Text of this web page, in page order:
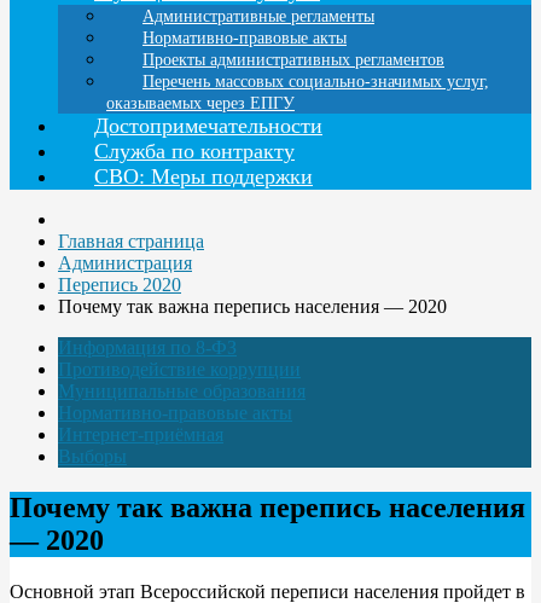
Административные регламенты
Нормативно-правовые акты
Проекты административных регламентов
Перечень массовых социально-значимых услуг,
оказываемых через ЕПГУ
Достопримечательности
Служба по контракту
СВО: Меры поддержки
Главная страница
Администрация
Перепись 2020
Почему так важна перепись населения — 2020
Информация по 8-ФЗ
Противодействие коррупции
Муниципальные образования
Нормативно-правовые акты
Интернет-приёмная
Выборы
Почему так важна перепись населения
— 2020
Основной этап Всероссийской переписи населения пройдет в